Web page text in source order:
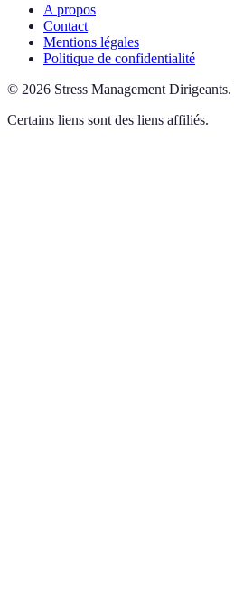
A propos
Contact
Mentions légales
Politique de confidentialité
© 2026 Stress Management Dirigeants.
Certains liens sont des liens affiliés.